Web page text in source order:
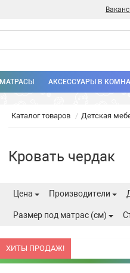
МАТРАСЫ АКСЕССУАРЫ В
Каталог товаров Детская
Кровать чердак
Цена Производители
Размер под матрас (см)
ХИТЫ ПРОДАЖ!